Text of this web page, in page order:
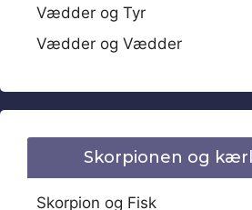
Vædder og Tyr
Vædder og Vædder
Skorpionen og
Skorpion og Fisk